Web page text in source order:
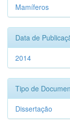
Mamíferos
Data de
2014
Tipo de
Dissertação